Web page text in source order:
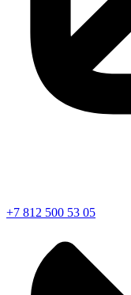
+7 812 500 53 05